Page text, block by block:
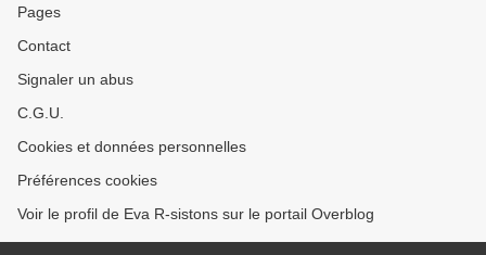
Pages
Contact
Signaler un abus
C.G.U.
Cookies et données personnelles
Préférences cookies
Voir le profil de Eva R-sistons sur le portail Overblog